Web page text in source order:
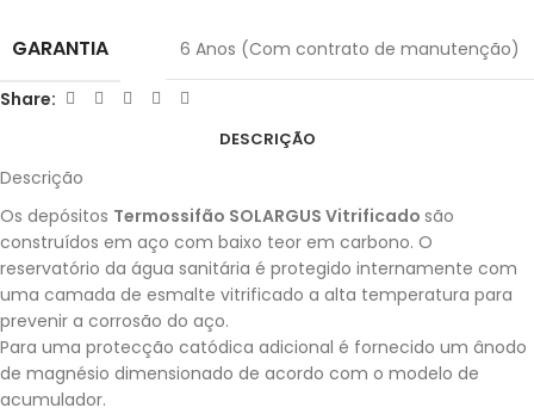
GARANTIA 6 Anos (Com contrato de manutenção)
Share:
DESCRIÇÃO
Descrição
Os depósitos Termossifão SOLARGUS Vitrificado são
construídos em aço com baixo teor em carbono. O
reservatório da água sanitária é protegido internamente com
uma camada de esmalte vitrificado a alta temperatura para
prevenir a corrosão do aço.
Para uma protecção catódica adicional é fornecido um ânodo
de magnésio dimensionado de acordo com o modelo de
acumulador.